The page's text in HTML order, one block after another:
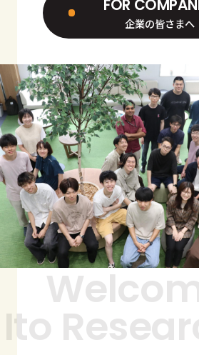
FOR
企業の皆さまへ
Ito